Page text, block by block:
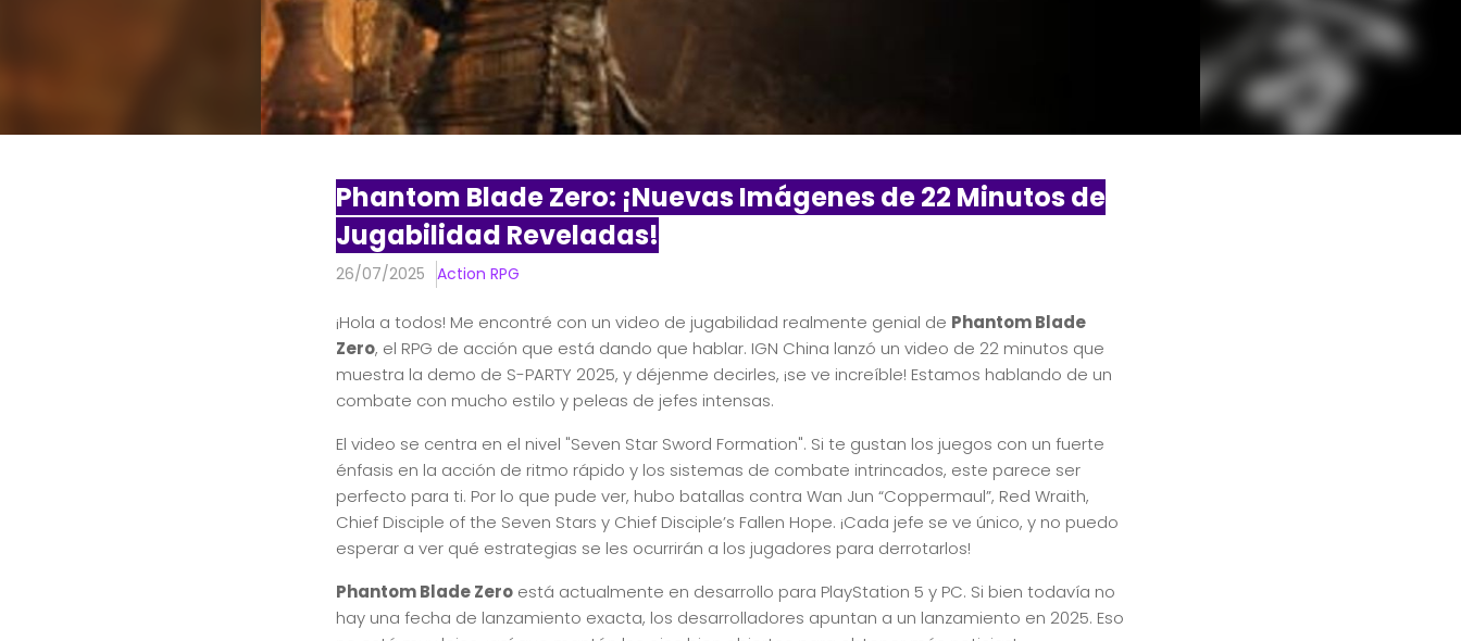
Phantom Blade Zero: ¡Nuevas Imágenes de 22 Minutos de
Jugabilidad Reveladas!
26/07/2025 Action RPG
¡Hola a todos! Me encontré con un video de jugabilidad realmente genial de Phantom Blade
Zero, el RPG de acción que está dando que hablar. IGN China lanzó un video de 22 minutos que
muestra la demo de S-PARTY 2025, y déjenme decirles, ¡se ve increíble! Estamos hablando de un
combate con mucho estilo y peleas de jefes intensas.
El video se centra en el nivel "Seven Star Sword Formation". Si te gustan los juegos con un fuerte
énfasis en la acción de ritmo rápido y los sistemas de combate intrincados, este parece ser
perfecto para ti. Por lo que pude ver, hubo batallas contra Wan Jun “Coppermaul”, Red Wraith,
Chief Disciple of the Seven Stars y Chief Disciple’s Fallen Hope. ¡Cada jefe se ve único, y no puedo
esperar a ver qué estrategias se les ocurrirán a los jugadores para derrotarlos!
Phantom Blade Zero está actualmente en desarrollo para PlayStation 5 y PC. Si bien todavía no
hay una fecha de lanzamiento exacta, los desarrolladores apuntan a un lanzamiento en 2025. Eso